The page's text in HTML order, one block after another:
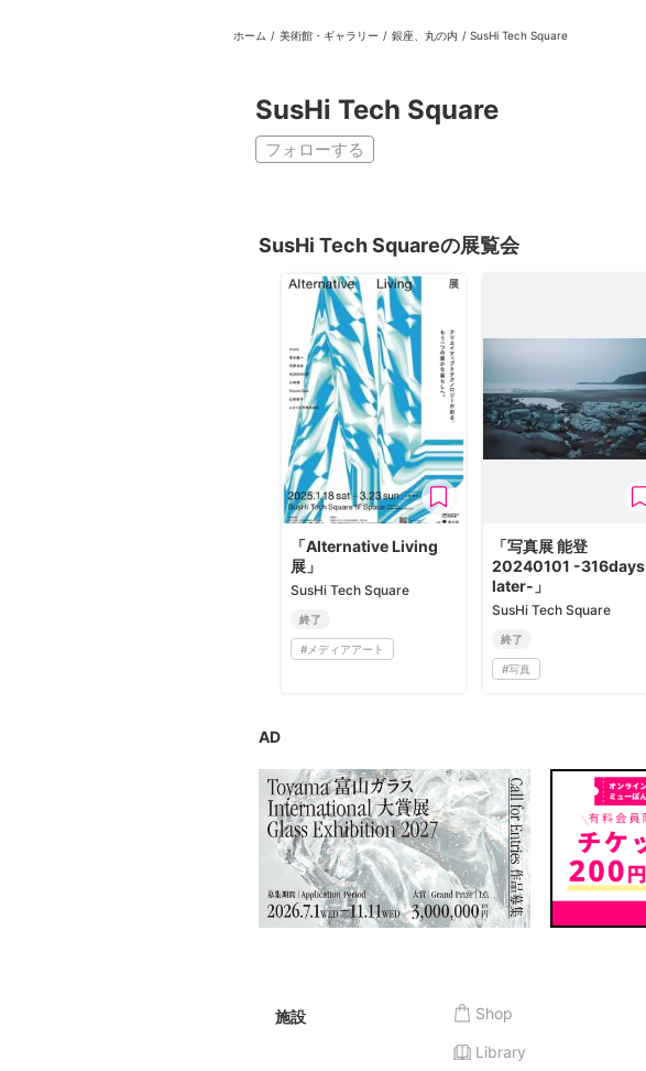
ホーム
ホーム / 美術館・ギャラリー / 銀座、丸の内 / SusHi Tech Square
SusHi Tech Square
フォローする
SusHi Tech Squareの展覧会
「Alternative Living
展」
SusHi Tech Square
終了
# メディアアート
「写真展 能登
20240101 -316days
later-」
SusHi Tech Square
終了
#写真
AD
施設 Shop
Library